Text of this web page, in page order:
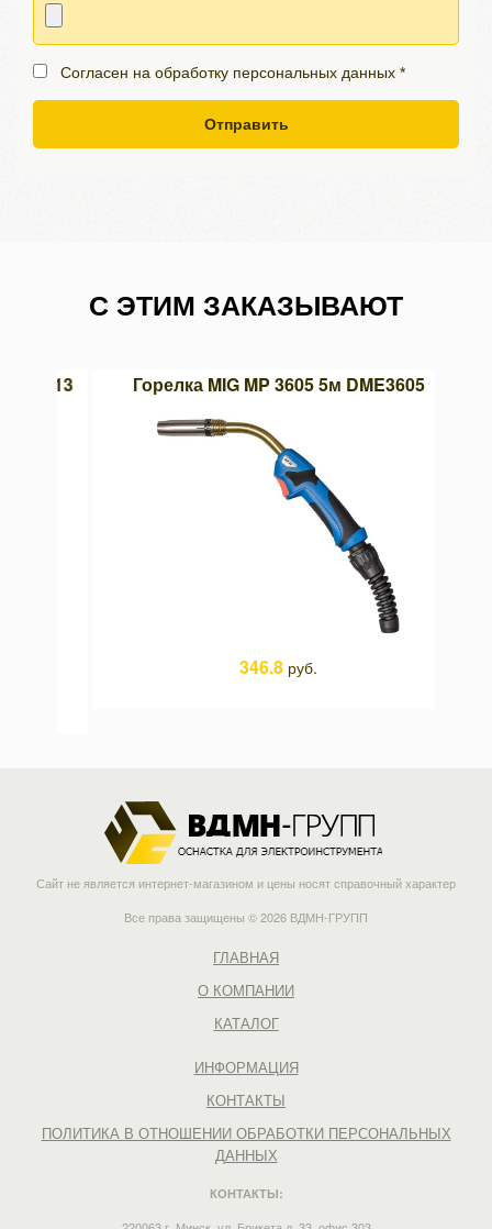
Согласен на обработку персональных данных *
Отправить
С ЭТИМ ЗАКАЗЫВАЮТ
Горелка MIG MP 3605 5м DME3605
346.8руб.
Сайт не является интернет-магазином и цены носят справочный характер
Все права защищены © 2026 ВДМН-ГРУПП
ГЛАВНАЯ
О КОМПАНИИ
КАТАЛОГ
ИНФОРМАЦИЯ
КОНТАКТЫ
ПОЛИТИКА В ОТНОШЕНИИ ОБРАБОТКИ ПЕРСОНАЛЬНЫХ
ДАННЫХ
КОНТАКТЫ: